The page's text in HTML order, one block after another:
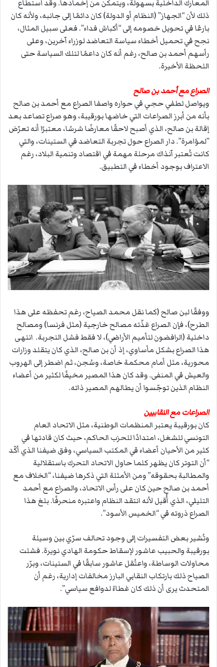
المعارك الداخلية بسهولة، ويتمكّن من إخمادها. وقد استطاع
ذلك لأن “الجهاز” (النظام أو الدولة) كان دائمًا إلى جانبه، ولأنه كان
بارعًا في تحويل خصومه إلى “أكباش فداء”. فعلى سبيل المثال،
نجح في تحميل أخطاء سياسة التعاضد لوزراء آخرين، وعلى
رأسهم أحمد بن صالح، رغم أنه كان داعمًا لتلك السياسة حتى
اللحظة الأخيرة.
الصراع مع أحمد بن صالح
ويواصل لطفي حجي في حواره واصفا الصراع مع أحمد بن صالح
بأنه من أبرز الصراعات التي خاضها بورقيبة، وهو صراع تصاعد بعد
إقالة بن صالح، الذي أصبح لاحقًا معارضًا شرسًا، معتبرًا أنه تعرّض
”لمؤامرة”. دار الصراع حول تجربة التعاضد في الستينات، والتي
كانت تُعتبر آنذاك مرحلة مهمة في اقتصاد وتنمية البلاد، رغم
الاعتراف بوجود أخطاء في التطبيق.
ووفقًا لبن صالح (كما نقل محمد الصياح، رغم تحفظه على هذا
الطرح)، فإن الصراع غذّته مصالح خارجية (مثل فرنسا) ومصالح
داخلية (الرافضون لتأميم الأراضي)، لا فقط فشل التجربة. انتهى
هذا الصراع بشكل مأساوي، إذ أن بن صالح، الذي كان يتقلد وزارات
محورية، مثل أمام محكمة خاصة، وسُجن، ثم اضطر إلى الهروب
والعيش في المنفى. وقد كان هذا المصير مخيفًا لكثير من أعضاء
النظام الذين توجّسوا أن يطالهم المصير ذاته.
الصراعات مع النقابيين
كان بورقيبة يعتبر المنظمات الوطنية، مثل الاتحاد العام
التونسي للشغل، امتدادًا للحزب الحاكم، حيث كان قادتها في
كثير من الأحيان أعضاء في المكتب السياسي، وفق ضيفنا الذي أكّد
“أن التوتر كان يظهر كلما حاول الاتحاد التحرك باستقلالية
والمطالبة بحقوقه” ومن الأمثلة التي ذكرها ضيفنا، “الخلاف مع
أحمد بن صالح حين كان على رأس الاتحاد، والصراع مع أحمد
التليلي، الذي أُقيل لأنه انتقد النظام واعتبره منحرفًا. بلغ هذا
الصراع ذروته في “الخميس الأسود”.
وتُشير بعض التفسيرات إلى وجود تحالف سرّي بين وسيلة
بورقيبة والحبيب عاشور لإسقاط حكومة الهادي نويرة. فشلت
محاولات الوساطة، واعتُقل عاشور سابقًا في الستينات، وبرّر
الصياح ذلك بارتكاب النقابي البارز مخالفات إدارية، رغم أن
المتحدث يرى أن ذلك كان غطاءً لدوافع سياسي”.